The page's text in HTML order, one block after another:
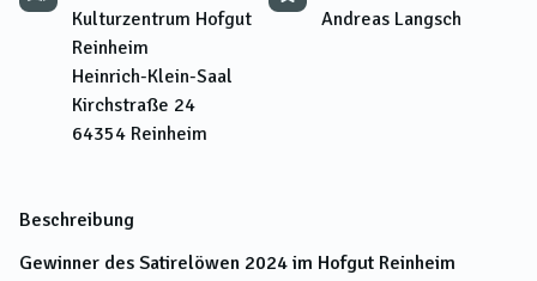
Kulturzentrum Hofgut
Reinheim
Heinrich-Klein-Saal
Kirchstraße 24
64354 Reinheim
Andreas Langsch
Beschreibung
Gewinner des Satirelöwen 2024 im Hofgut Reinheim